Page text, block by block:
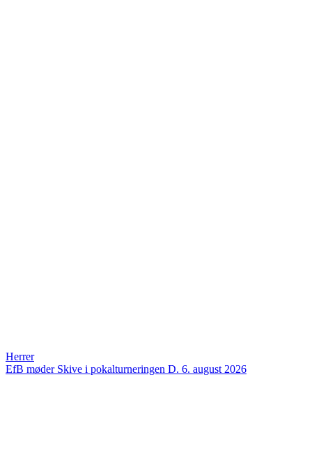
Herrer
EfB møder Skive i pokalturneringen D. 6. august 2026